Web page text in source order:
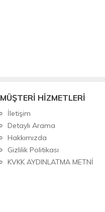
MÜŞTERİ HİZMETLERİ
İletişim
Detaylı Arama
Hakkımızda
Gizlilik Politikası
KVKK AYDINLATMA METNİ